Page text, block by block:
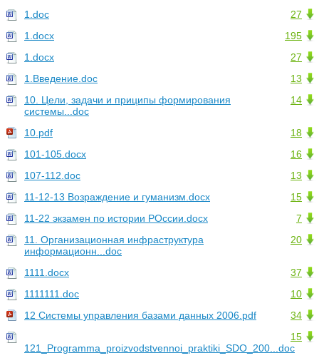
27
1.doc
195
1.docx
27
1.docx
13
1.Введение.doc
14
10. Цели, задачи и приципы формирования
системы...doc
18
10.pdf
16
101-105.docx
13
107-112.doc
15
11-12-13 Возраждение и гуманизм.docx
7
11-22 экзамен по истории РОссии.docx
20
11. Организационная инфраструктура
информационн...doc
37
1111.docx
10
1111111.doc
34
12 Системы управления базами данных 2006.pdf
15
121_Programma_proizvodstvennoi_praktiki_SDO_200...doc